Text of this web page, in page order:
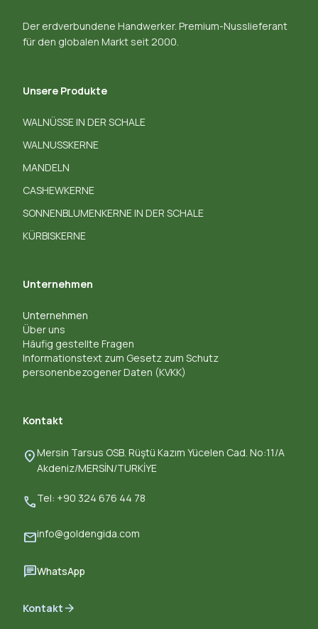
Der erdverbundene Handwerker. Premium-Nusslieferant
für den globalen Markt seit 2000.
Unsere Produkte
WALNÜSSE IN DER SCHALE
WALNUSSKERNE
MANDELN
CASHEWKERNE
SONNENBLUMENKERNE IN DER SCHALE
KÜRBISKERNE
Unternehmen
Unternehmen
Über uns
Häufig gestellte Fragen
Informationstext zum Gesetz zum Schutz
personenbezogener Daten (KVKK)
Kontakt
location_onMersin Tarsus OSB. Rüştü Kazım Yücelen Cad. No:11/A
Akdeniz/MERSİN/TURKİYE
callTel: +90 324 676 44 78
mailinfo@goldengida.com
chatWhatsApp
Kontakt arrow_forward